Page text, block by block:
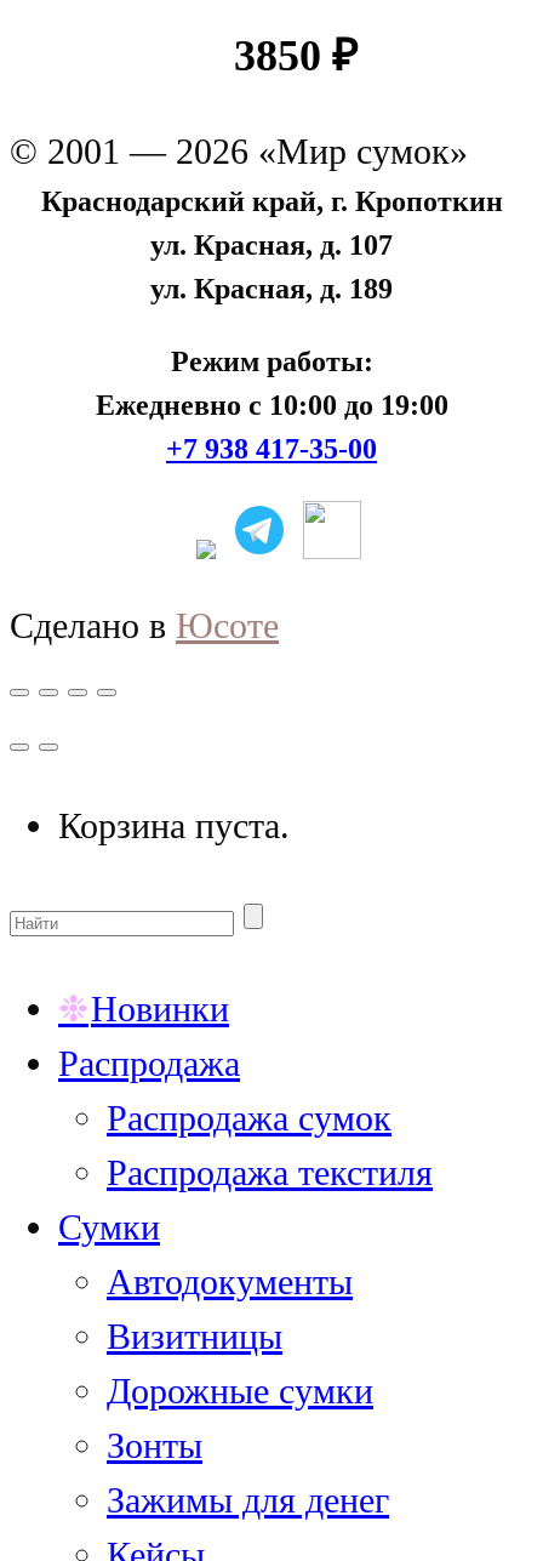
3850 ₽
© 2001 — 2026 «Мир сумок»
Краснодарский край, г. Кропоткин
ул. Красная, д. 107
ул. Красная, д. 189
Режим работы:
Ежедневно с 10:00 до 19:00
+7 938 417-35-00
Сделано в Юсоте
Корзина пуста.
Новинки
Распродажа
Распродажа сумок
Распродажа текстиля
Сумки
Автодокументы
Визитницы
Дорожные сумки
Зонты
Зажимы для денег